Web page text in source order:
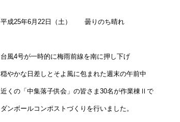
平成25年6月22日（土） 曇りのち晴れ
台風4号が一時的に梅雨前線を南に押し下げ
穏やかな日差しとそよ風に包まれた週末の午前中
近くの「中集落子供会」の皆さま30名が作業棟Ⅱで
ダンボールコンポストづくりを行いました。